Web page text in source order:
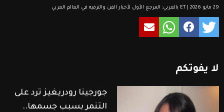
29 مايو 2026 | ET بالعربي: المرجع الأول لأخبار الفن والترفيه في العالم العربي
لا يفوتكم
جورجينا رودريغيز ترد على
التنمر بسبب جسمها..